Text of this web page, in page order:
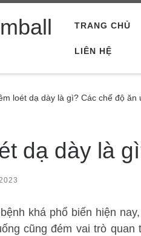
TRANG CHỦ
LIÊN HỆ
loét dạ dày là gì? Các chế độ ăn
dạ dày là
khá phổ biến hiện
cũng đém vai trò